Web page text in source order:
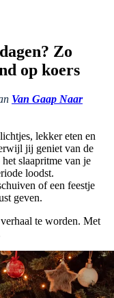
Zo
op koers
Van Gaap Naar
lekker eten en
jij geniet van de
slaapritme van je
loodst.
of een feestje
geven.
te worden. Met